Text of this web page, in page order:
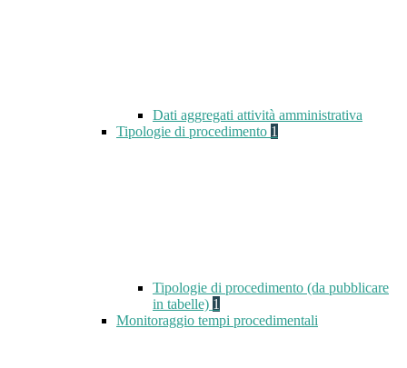
Dati aggregati attività amministrativa
Tipologie di procedimento 1
Tipologie di procedimento (da pubblicare
in tabelle) 1
Monitoraggio tempi procedimentali